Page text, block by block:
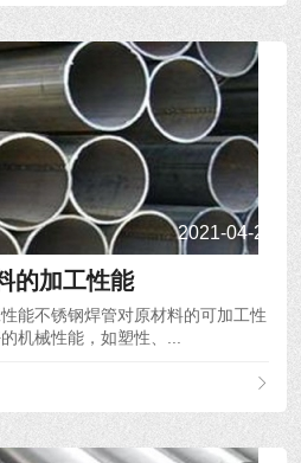
2021-04-22
的加工性能
能不锈钢焊管对原材料的可加工性
机械性能，如塑性、...